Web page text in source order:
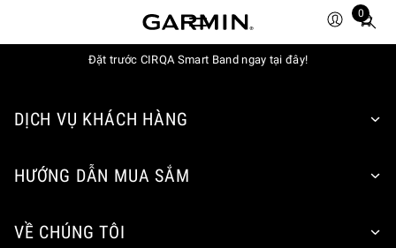
0
Total
items
Đặt trước CIRQA Smart Band ngay tại đây!
DỊCH VỤ KHÁCH HÀNG
HƯỚNG DẪN MUA SẮM
VỀ CHÚNG TÔI